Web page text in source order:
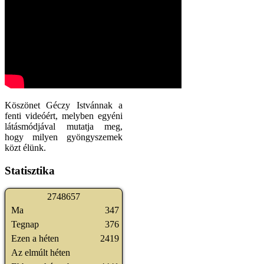
Köszönet Géczy Istvánnak a
fenti videóért, melyben egyéni
látásmódjával mutatja meg,
hogy milyen gyöngyszemek
közt élünk.
Statisztika
2748657
Ma
Tegnap
Ezen a héten
Az elmúlt héten
347
376
2419